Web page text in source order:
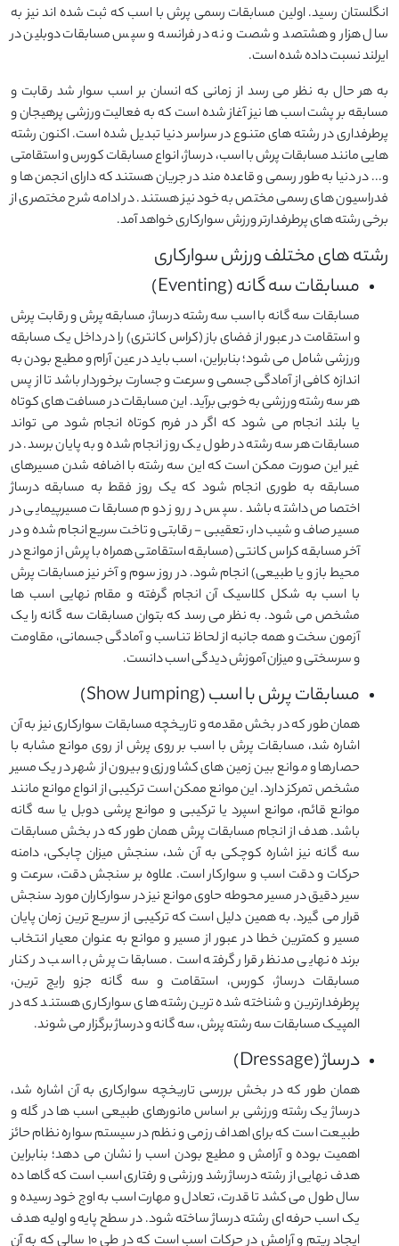
انگلستان رسید. اولین مسابقات رسمی پرش با اسب که ثبت شده اند نیز به
سال هزار و هشتصد و شصت و نه در فرانسه و سپس مسابقات دوبلین در
ایرلند نسبت داده شده است.
به هر حال به نظر می رسد از زمانی که انسان بر اسب سوار شد رقابت و
مسابقه بر پشت اسب ها نیز آغاز شده است که به فعالیت ورزشی پرهیجان و
پرطرفداری در رشته های متنوع در سراسر دنیا تبدیل شده است. اکنون رشته
هایی مانند مسابقات پرش با اسب، درساژ، انواع مسابقات کورس و استقامتی
و... در دنیا به طور رسمی و قاعده مند در جریان هستند که دارای انجمن ها و
فدراسیون های رسمی مختص به خود نیز هستند. در ادامه شرح مختصری از
برخی رشته های پرطرفدارتر ورزش سوارکاری خواهد آمد.
رشته های مختلف ورزش سوارکاری
مسابقات سه گانه (Eventing)
مسابقات سه گانه با اسب سه رشته درساژ، مسابقه پرش و رقابت پرش
و استقامت در عبور از فضای باز (کراس کانتری) را در داخل یک مسابقه
ورزشی شامل می شود؛ بنابراین، اسب باید در عین آرام و مطیع بودن به
اندازه کافی از آمادگی جسمی و سرعت و جسارت برخوردار باشد تا از پس
هر سه رشته ورزشی به خوبی برآید. این مسابقات در مسافت های کوتاه
یا بلند انجام می شود که اگر در فرم کوتاه انجام شود می تواند
مسابقات هر سه رشته در طول یک روز انجام شده و به پایان برسد. در
غیر این صورت ممکن است که این سه رشته با اضافه شدن مسیرهای
مسابقه به طوری انجام شود که یک روز فقط به مسابقه درساژ
اختصاص داشته باشد. سپس در روز دوم مسابقات مسیرپیمایی در
مسیر صاف و شیب دار، تعقیبی - رقابتی و تاخت سریع انجام شده و در
آخر مسابقه کراس کانتی (مسابقه استقامتی همراه با پرش از موانع در
محیط باز و یا طبیعی) انجام شود. در روز سوم و آخر نیز مسابقات پرش
با اسب به شکل کلاسیک آن انجام گرفته و مقام نهایی اسب ها
مشخص می شود. به نظر می رسد که بتوان مسابقات سه گانه را یک
آزمون سخت و همه جانبه از لحاظ تناسب و آمادگی جسمانی، مقاومت
و سرسختی و میزان آموزش دیدگی اسب دانست.
مسابقات پرش با اسب (Show Jumping)
همان طور که در بخش مقدمه و تاریخچه مسابقات سوارکاری نیز به آن
اشاره شد، مسابقات پرش با اسب بر روی پرش از روی موانع مشابه با
حصارها و موانع بین زمین های کشاورزی و بیرون از شهر در یک مسیر
مشخص تمرکز دارد. این موانع ممکن است ترکیبی از انواع موانع مانند
موانع قائم، موانع اسپرد یا ترکیبی و موانع پرشی دوبل یا سه گانه
باشد. هدف از انجام مسابقات پرش همان طور که در بخش مسابقات
سه گانه نیز اشاره کوچکی به آن شد، سنجش میزان چابکی، دامنه
حرکات و دقت اسب و سوارکار است. علاوه بر سنجش دقت، سرعت و
سیر دقیق در مسیر محوطه حاوی موانع نیز در سوارکاران مورد سنجش
قرار می گیرد. به همین دلیل است که ترکیبی از سریع ترین زمان پایان
مسیر و کمترین خطا در عبور از مسیر و موانع به عنوان معیار انتخاب
برنده نهایی مدنظر قرار گرفته است. مسابقات پرش با اسب در کنار
مسابقات درساژ، کورس، استقامت و سه گانه جزو رایج ترین،
پرطرفدارترین و شناخته شده ترین رشته های سوارکاری هستند که در
المپیک مسابقات سه رشته پرش، سه گانه و درساژ برگزار می شوند.
درساژ (Dressage)
همان طور که در بخش بررسی تاریخچه سوارکاری به آن اشاره شد،
درساژ یک رشته ورزشی بر اساس مانورهای طبیعی اسب ها در گله و
طبیعت است که برای اهداف رزمی و نظم در سیستم سواره نظام حائز
اهمیت بوده و آرامش و مطیع بودن اسب را نشان می دهد؛ بنابراین
هدف نهایی از رشته درساژ رشد ورزشی و رفتاری اسب است که گاها ده
سال طول می کشد تا قدرت، تعادل و مهارت اسب به اوج خود رسیده و
یک اسب حرفه ای رشته درساژ ساخته شود. در سطح پایه و اولیه هدف